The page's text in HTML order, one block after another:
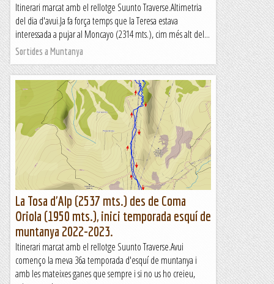
Itinerari marcat amb el rellotge Suunto Traverse.Altimetria
del dia d'avui.Ja fa força temps que la Teresa estava
interessada a pujar al Moncayo (2314 mts.), cim més alt del...
Sortides a Muntanya
La Tosa d'Alp (2537 mts.) des de Coma
Oriola (1950 mts.), inici temporada esquí de
muntanya 2022-2023.
Itinerari marcat amb el rellotge Suunto Traverse.Avui
començo la meva 36a temporada d'esquí de muntanya i
amb les mateixes ganes que sempre i si no us ho creieu,